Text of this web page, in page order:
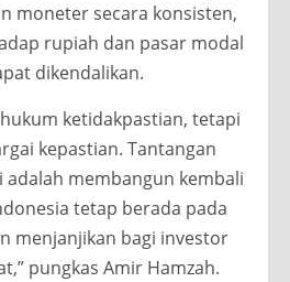
moneter secara konsisten,
rupiah dan pasar modal
dikendalikan.
ketidakpastian, tetapi
kepastian. Tantangan
membangun kembali
tetap berada pada
menjanjikan bagi investor
pungkas Amir Hamzah.